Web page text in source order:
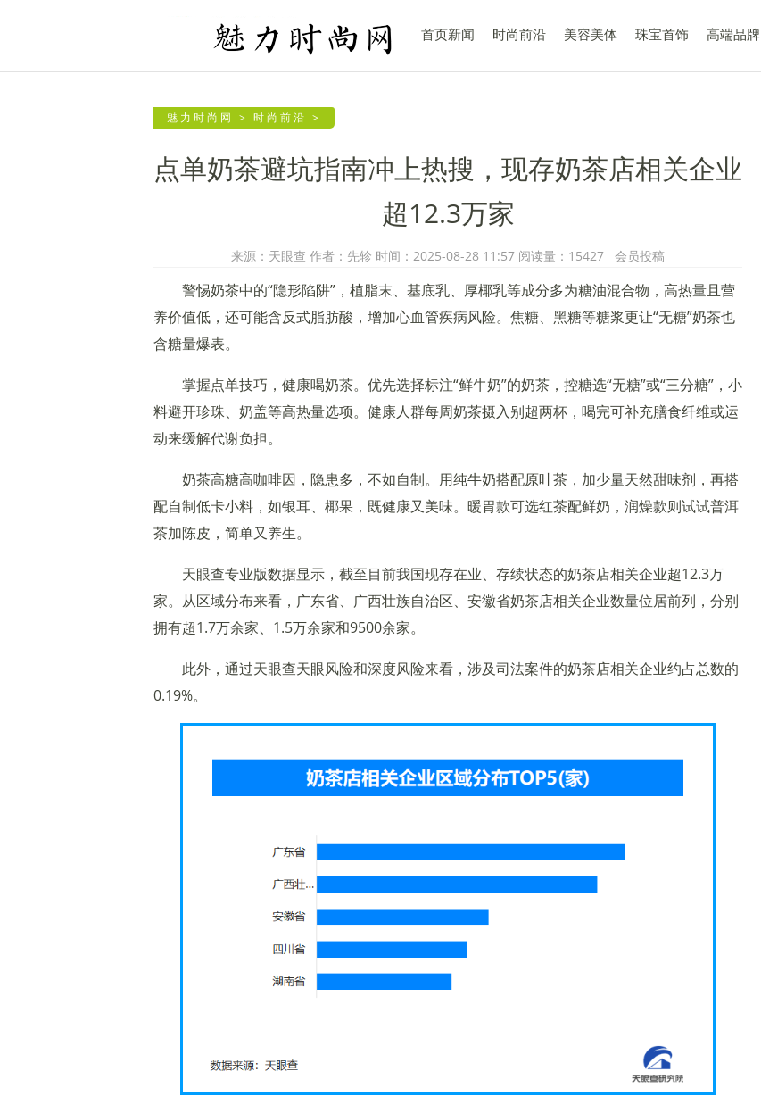
首页新闻 时尚前沿 美容美体 珠宝首饰 高端品牌
魅力时尚网 > 时尚前沿 >
点单奶茶避坑指南冲上热搜，现存奶茶店相关企业
超12.3万家
来源：天眼查 作者：先轸 时间：2025-08-28 11:57 阅读量：15427 会员投稿
警惕奶茶中的“隐形陷阱”，植脂末、基底乳、厚椰乳等成分多为糖油混合物，高热量且营
养价值低，还可能含反式脂肪酸，增加心血管疾病风险。焦糖、黑糖等糖浆更让“无糖”奶茶也
含糖量爆表。
掌握点单技巧，健康喝奶茶。优先选择标注“鲜牛奶”的奶茶，控糖选“无糖”或“三分糖”，小
料避开珍珠、奶盖等高热量选项。健康人群每周奶茶摄入别超两杯，喝完可补充膳食纤维或运
动来缓解代谢负担。
奶茶高糖高咖啡因，隐患多，不如自制。用纯牛奶搭配原叶茶，加少量天然甜味剂，再搭
配自制低卡小料，如银耳、椰果，既健康又美味。暖胃款可选红茶配鲜奶，润燥款则试试普洱
茶加陈皮，简单又养生。
天眼查专业版数据显示，截至目前我国现存在业、存续状态的奶茶店相关企业超12.3万
家。从区域分布来看，广东省、广西壮族自治区、安徽省奶茶店相关企业数量位居前列，分别
拥有超1.7万余家、1.5万余家和9500余家。
此外，通过天眼查天眼风险和深度风险来看，涉及司法案件的奶茶店相关企业约占总数的
0.19%。